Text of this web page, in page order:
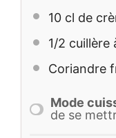
10 cl de
1/2 cuillère
Coriandre
Mode
de se